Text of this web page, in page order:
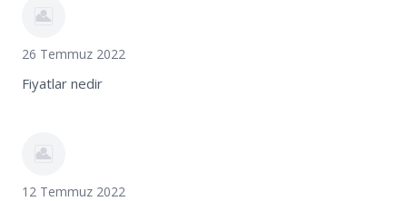
26 Temmuz 2022
Fiyatlar nedir
12 Temmuz 2022